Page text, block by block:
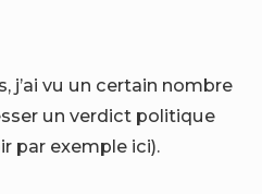
j’ai vu un certain nombre
un verdict politique
par exemple ici).